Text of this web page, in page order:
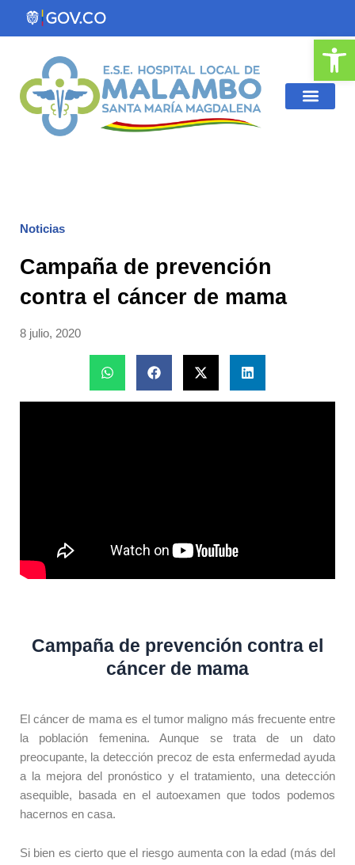
Abrir
Noticias
Campaña de prevención
contra el cáncer de mama
8 julio, 2020
Campaña de prevención contra el
cáncer de mama
El cáncer de mama es el tumor maligno más frecuente entre
la población femenina. Aunque se trata de un dato
preocupante, la detección precoz de esta enfermedad ayuda
a la mejora del pronóstico y el tratamiento, una detección
asequible, basada en el autoexamen que todos podemos
hacernos en casa.
Si bien es cierto que el riesgo aumenta con la edad (más del